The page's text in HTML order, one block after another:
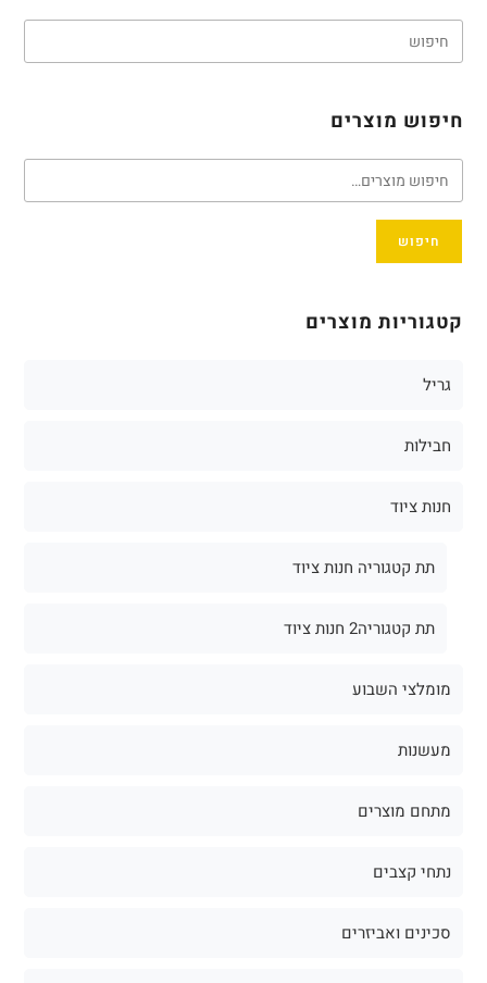
חיפוש מוצרים
חיפוש
קטגוריות מוצרים
גריל
חבילות
חנות ציוד
תת קטגוריה חנות ציוד
תת קטגוריה2 חנות ציוד
מומלצי השבוע
מעשנות
מתחם מוצרים
נתחי קצבים
סכינים ואביזרים